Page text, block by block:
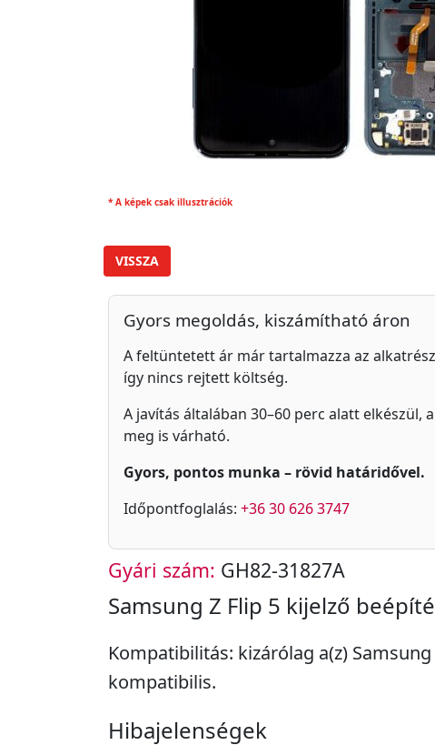
* A képek csak illusztrációk
VISSZA
Gyors megoldás, kiszámítható áron
A feltüntetett ár már tartalmazza az
így nincs rejtett költség.
A javítás általában 30–60 perc alatt elkészül,
meg is várható.
Gyors, pontos munka – rövid határidővel.
Időpontfoglalás: +36 30 626 3747
Gyári szám: GH82-31827A
Samsung Z Flip 5 kijelző
Kompatibilitás: kizárólag a(z)
kompatibilis.
Hibajelenségek